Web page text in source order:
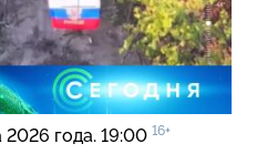
2026 года. 19:00 16+